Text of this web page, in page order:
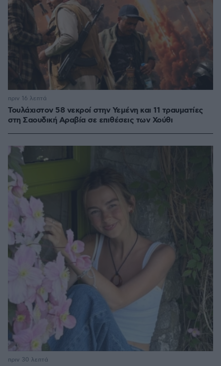
Τουλάχιστον 58 νεκροί στην Υεμένη και 11 τραυματίες
στη Σαουδική Αραβία σε επιθέσεις των Χούθι
πριν 16 λεπτά
πριν 30 λεπτά